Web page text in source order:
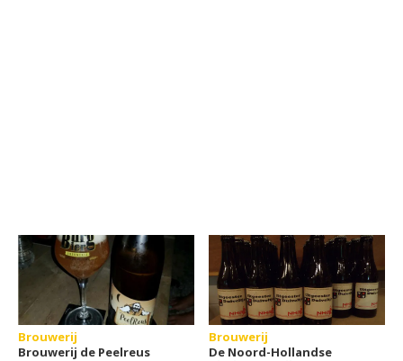
Brouwerij
Brouwerij de Peelreus
Brouwerij
De Noord-Hollandse